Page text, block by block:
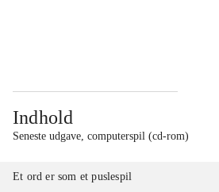
Indhold
Seneste udgave, computerspil (cd-rom)
Et ord er som et puslespil